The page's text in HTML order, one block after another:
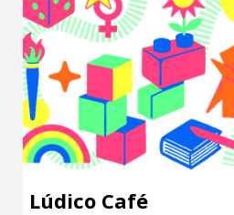
Lúdico Café